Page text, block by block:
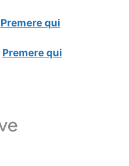
Premere qui
Premere qui